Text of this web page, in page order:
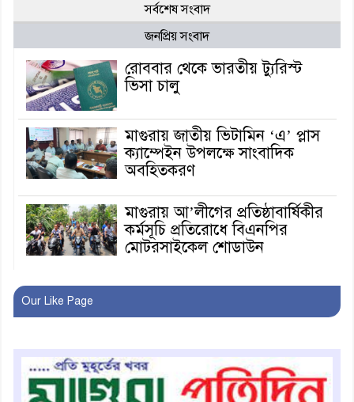
সর্বশেষ সংবাদ
জনপ্রিয় সংবাদ
রোববার থেকে ভারতীয় ট্যুরিস্ট
ভিসা চালু
মাগুরায় জাতীয় ভিটামিন ‘এ’ প্লাস
ক্যাম্পেইন উপলক্ষে সাংবাদিক
অবহিতকরণ
মাগুরায় আ’লীগের প্রতিষ্ঠাবার্ষিকীর
কর্মসূচি প্রতিরোধে বিএনপির
মোটরসাইকেল শোডাউন
খুব শিঘ্রই কর্মস্থলে ফিরবেন
মহম্মদপুর থানার ওসিকে ক্লোজ
Our Like Page